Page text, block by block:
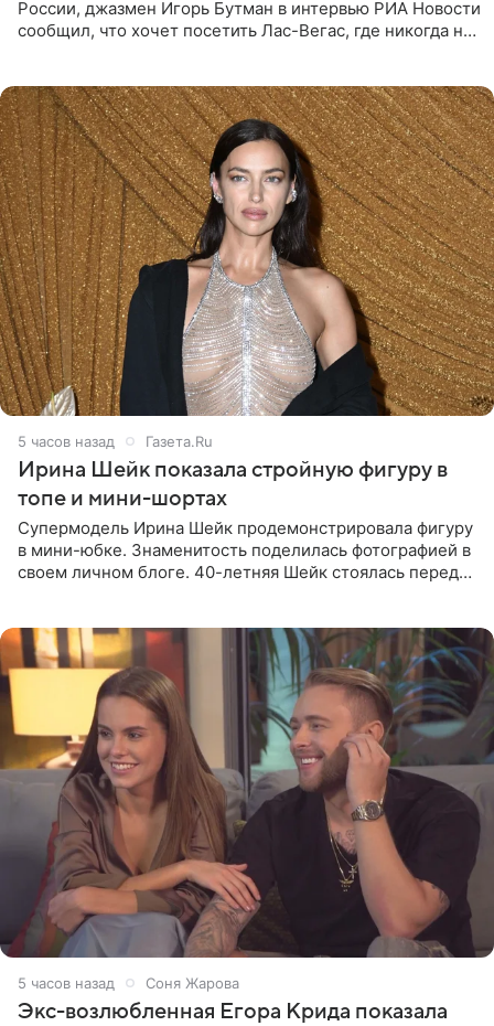
России, джазмен Игорь Бутман в интервью РИА Новости
сообщил, что хочет посетить Лас-Вегас, где никогда не
5 часов назад Газета.Ru
Ирина Шейк показала стройную фигуру в
топе и мини-шортах
Супермодель Ирина Шейк продемонстрировала фигуру
в мини-юбке. Знаменитость поделилась фотографией в
своем личном блоге. 40-летняя Шейк стоялась перед
5 часов назад Соня Жарова
Экс-возлюбленная Егора Крида показала